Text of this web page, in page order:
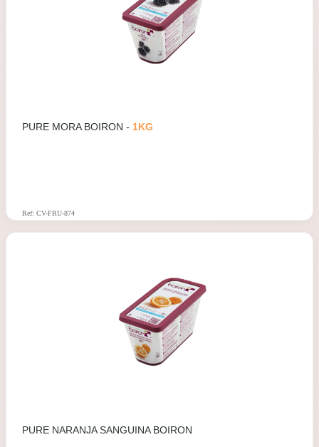
PURE MORA BOIRON - 1KG
Ref: CV-FRU-874
PURE NARANJA SANGUINA BOIRON